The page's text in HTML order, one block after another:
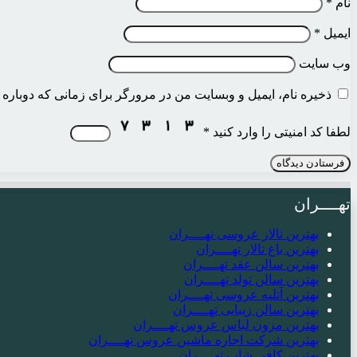
ایمیل *
وب‌ سایت
ذخیره نام، ایمیل و وبسایت من در مرورگر برای زمانی که
لطفا کد امنیتی را وارد کنید *
تهــــران
بهترین تالار عروسی تهــــران
بهترین باغ تالار تهــــران
بهترین سالن عقد تهــــران
بهترین سالن تولد تهــــران
بهترین آتلیه عروسی تهــــران
بهترین سالن زیبایی تهــــران
بهترین مزون لباس عروس تهــــران
بهترین شرکت اجاره ماشین عروس تهــــران